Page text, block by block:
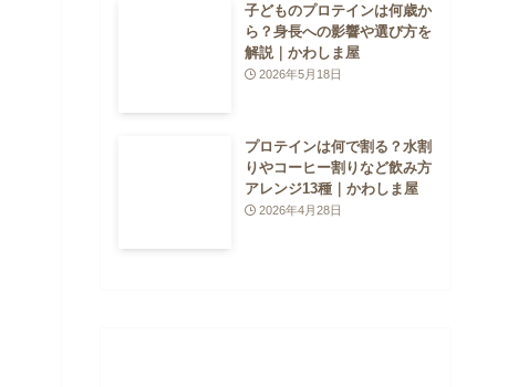
子どものプロテインは何歳か
ら？身長への影響や選び方を
解説｜かわしま屋
2026年5月18日
プロテインは何で割る？水割
りやコーヒー割りなど飲み方
アレンジ13種｜かわしま屋
2026年4月28日